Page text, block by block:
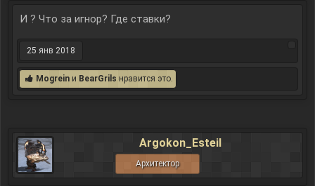
И ? Что за игнор? Где ставки?
25 янв 2018
Mogrein и BearGrils нравится это.
Argokon_Esteil
Архитектор